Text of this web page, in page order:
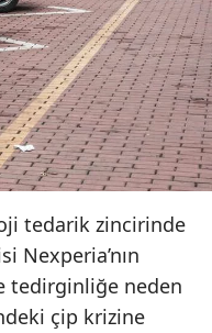
tedarik zincirinde
Nexperia’nın
tedirginliğe neden
çip krizine